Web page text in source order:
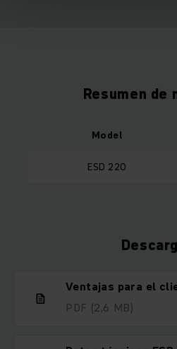
Resumen de
Model
ESD 220
Ventajas para el
PDF (2,6 MB)